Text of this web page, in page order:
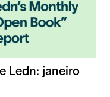
Ledn: janeiro